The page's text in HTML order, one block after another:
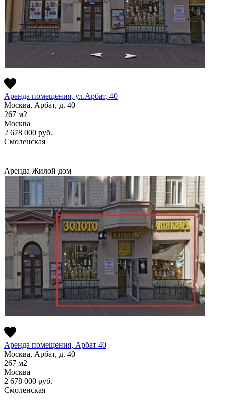
Аренда помещения, ул.Арбат, 40
Москва, Арбат, д. 40
267 м2
Москва
2 678 000 руб.
Смоленская
Аренда Жилой дом
Аренда помещения, Арбат 40
Москва, Арбат, д. 40
267 м2
Москва
2 678 000 руб.
Смоленская